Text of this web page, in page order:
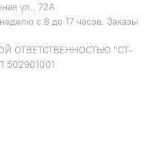
ул., 72А
с 8 до 17 часов. Заказы
ОТВЕТСТВЕННОСТЬЮ "СТ-